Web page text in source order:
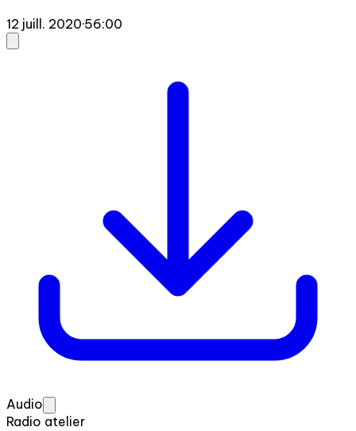
12 juill. 2020·56:00
Audio
Radio atelier